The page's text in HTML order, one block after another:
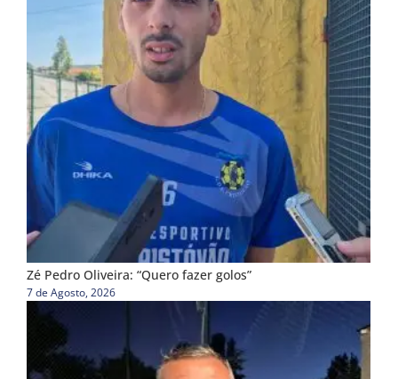
Zé Pedro Oliveira: “Quero fazer golos”
7 de Agosto, 2026